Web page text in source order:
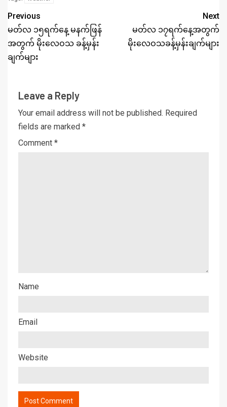
Previous
မတ်လ ၁၅ရက်နေ့ မနက်ဖြန်
အတွက် မိုးလေဝသ ခန့်မှန်း
ချက်များ
Next
မတ်လ ၁၇ရက်နေ့အတွက်
မိုးလေဝသခန့်မှန်းချက်များ
Leave a Reply
Your email address will not be published. Required
fields are marked *
Comment *
Name
Email
Website